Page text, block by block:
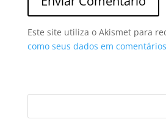
Este site utiliza o Akismet para
como seus dados em